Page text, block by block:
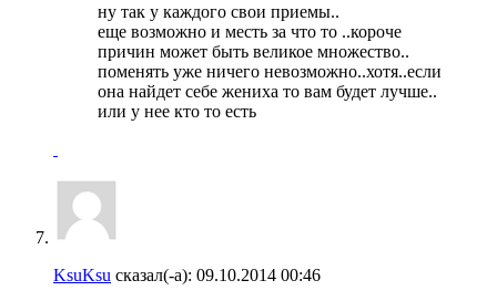
ну так у каждого свои приемы..
еще возможно и месть за что то ..короче
причин может быть великое множество..
поменять уже ничего невозможно..хотя..если
она найдет себе жениха то вам будет лучше..
или у нее кто то есть
KsuKsu сказал(-а): 09.10.2014 00:46